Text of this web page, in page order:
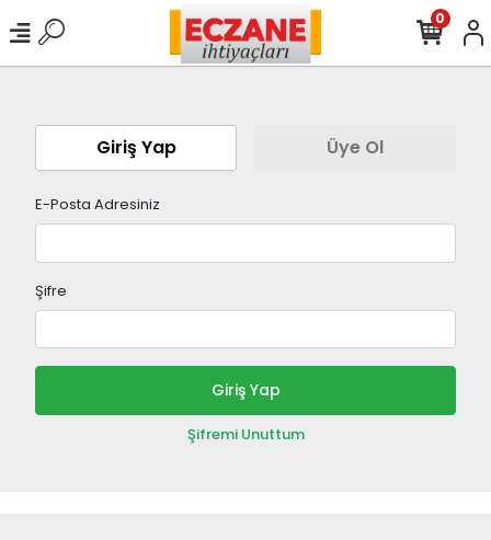
0
Giriş Yap Üye Ol
E-Posta Adresiniz
Şifre
Giriş Yap
Şifremi Unuttum